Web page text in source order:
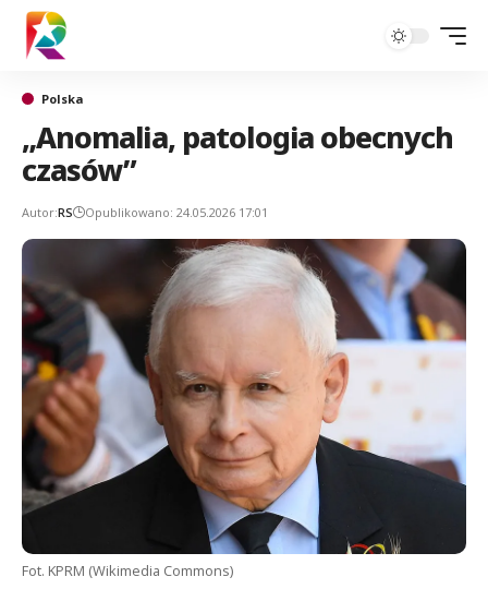
Polska
„Anomalia, patologia obecnych
czasów”
Autor:RS Opublikowano: 24.05.2026 17:01
Fot. KPRM (Wikimedia Commons)